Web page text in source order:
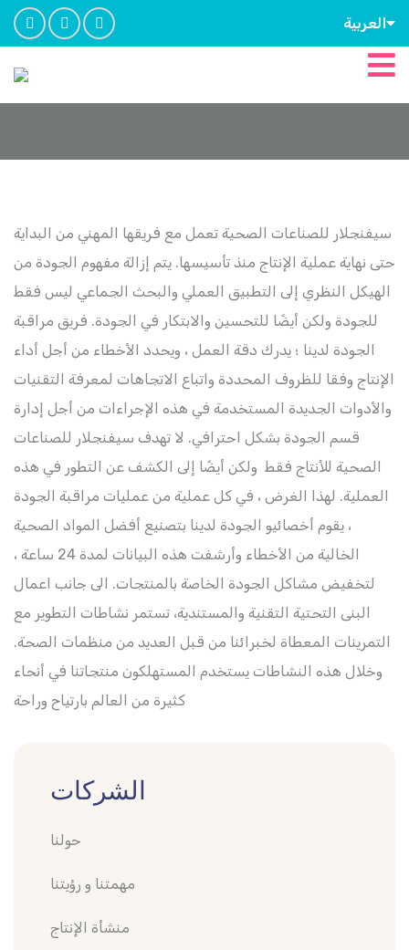
العربية
سيفنجلار للصناعات الصحية تعمل مع فريقها المهني من البداية
حتى نهاية عملية الإنتاج منذ تأسيسها. يتم إزالة مفهوم الجودة من
الهيكل النظري إلى التطبيق العملي والبحث الجماعي ليس فقط
للجودة ولكن أيضًا للتحسين والابتكار في الجودة. فريق مراقبة
الجودة لدينا ؛ يدرك دقة العمل ، ويحدد الأخطاء من أجل أداء
الإنتاج وفقا للظروف المحددة واتباع الاتجاهات لمعرفة التقنيات
والأدوات الجديدة المستخدمة في هذه الإجراءات من أجل إدارة
قسم الجودة بشكل احترافي. لا تهدف سيفنجلار للصناعات
الصحية للأنتاج فقط ولكن أيضًا إلى الكشف عن التطور في هذه
العملية. لهذا الغرض ، في كل عملية من عمليات مراقبة الجودة
، يقوم أخصائيو الجودة لدينا بتصنيع أفضل المواد الصحية
الخالية من الأخطاء وأرشفت هذه البيانات لمدة 24 ساعة ،
لتخفيض مشاكل الجودة الخاصة بالمنتجات. الى جانب اعمال
البنى التحتية التقنية والمستندية، تستمر نشاطات التطوير مع
التمرينات المعطاة لخبرائنا من قبل العديد من منظمات الصحة.
وخلال هذه النشاطات يستخدم المستهلكون منتجاتنا في أنحاء
كثيرة من العالم بارتياح وراحة
الشركات
حولنا
مهمتنا و رؤيتنا
منشأة الإنتاج